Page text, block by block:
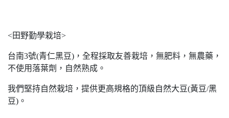
<田野勤學栽培>
台南3號(青仁黑豆)，全程採取友善栽培，無肥料，無農藥，
不使用落葉劑，自然熟成。
我們堅持自然栽培，提供更高規格的頂級自然大豆(黃豆/黑
豆)。